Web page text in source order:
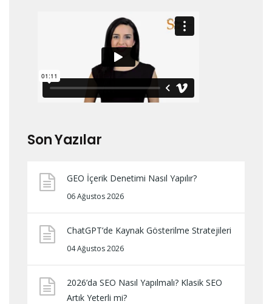
Son Yazılar
GEO İçerik Denetimi Nasıl Yapılır?
06 Ağustos 2026
ChatGPT’de Kaynak Gösterilme Stratejileri
04 Ağustos 2026
2026’da SEO Nasıl Yapılmalı? Klasik SEO
Artık Yeterli mi?